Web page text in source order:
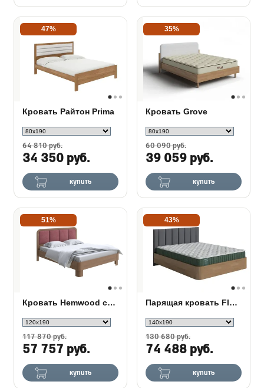
47%
Кровать Райтон Prima
64 810 руб.
34 350 руб.
купить
35%
Кровать Grove
60 090 руб.
39 059 руб.
купить
51%
Кровать Hemwood сосна
117 870 руб.
57 757 руб.
купить
43%
Парящая кровать FlyWood Lite (сосна)
130 680 руб.
74 488 руб.
купить